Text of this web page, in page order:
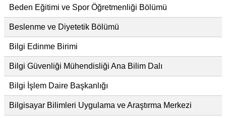
Beden Eğitimi ve Spor Öğretmenliği Bölümü
Beslenme ve Diyetetik Bölümü
Bilgi Edinme Birimi
Bilgi Güvenliği Mühendisliği Ana Bilim Dalı
Bilgi İşlem Daire Başkanlığı
Bilgisayar Bilimleri Uygulama ve Araştırma Merkezi